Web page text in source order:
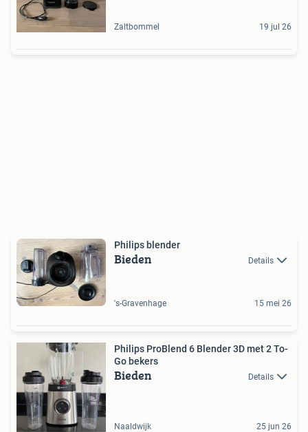
Zaltbommel 19 jul 26
Philips blender
Bieden Details
's-Gravenhage 15 mei 26
Philips ProBlend 6 Blender 3D met 2 To-
Go bekers
Bieden Details
Naaldwijk 25 jun 26